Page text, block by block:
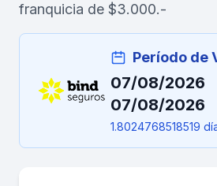
franquicia de $3.000.-
Período de
07/08/2026
07/08/2026
1.8024768518519